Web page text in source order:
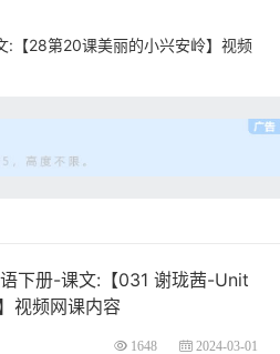
:【28第20课美丽的小兴安岭】视频
下册-课文:【031 谢珑茜-Unit
视频网课内容
1648 2024-03-01